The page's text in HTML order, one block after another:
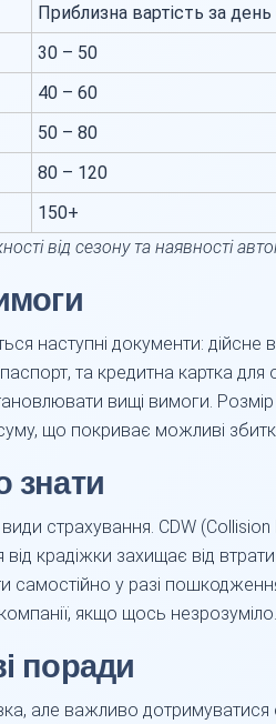
Приблизна вартість за день
30 – 50
40 – 60
50 – 80
80 – 120
150+
від сезону та наявності
наступні документи: дійсне
та кредитна картка для
вищі вимоги.
що покриває можливі
знати
страхування. CDW
від крадіжки захищає від
самостійно у разі
якщо щось незрозуміло.
поради
але важливо дотримуватися